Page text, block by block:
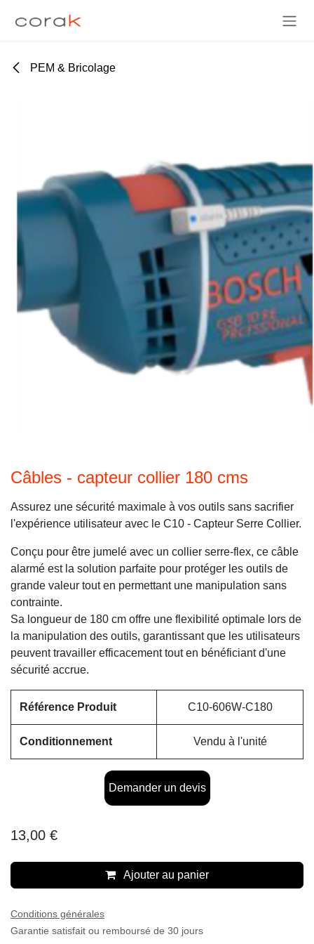
PEM & Bricolage
Câbles - capteur collier 180 cms
Assurez une sécurité maximale à vos outils sans sacrifier
l'expérience utilisateur avec le C10 - Capteur Serre Collier.
Conçu pour être jumelé avec un collier serre-flex, ce câble
alarmé est la solution parfaite pour protéger les outils de
grande valeur tout en permettant une manipulation sans
contrainte.
Sa longueur de 180 cm offre une flexibilité optimale lors de
la manipulation des outils, garantissant que les utilisateurs
peuvent travailler efficacement tout en bénéficiant d'une
sécurité accrue.
Référence Produit C10-606W-C180
Conditionnement Vendu à l'unité
Demander un devis
13,00 €
Ajouter au panier
Conditions générales
Garantie satisfait ou remboursé de 30 jours